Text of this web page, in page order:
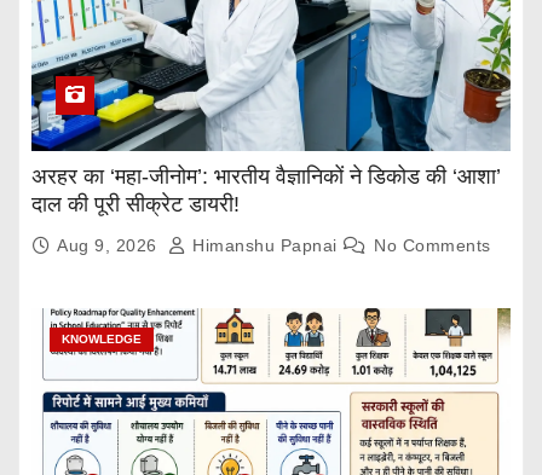
अरहर का ‘महा-जीनोम’: भारतीय वैज्ञानिकों ने डिकोड की ‘आशा’
दाल की पूरी सीक्रेट डायरी!
Aug 9, 2026 Himanshu Papnai No Comments
KNOWLEDGE